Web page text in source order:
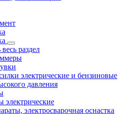
раздел
электрические и бензиновые
давления
электрические
электросварочная оснастка